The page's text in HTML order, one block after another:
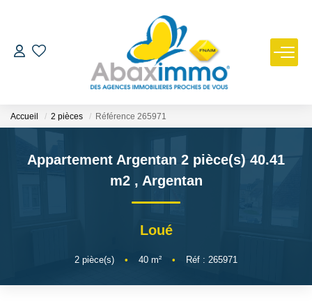
ESTIMER
ACHETER
LOUER
NOUS REJOINDRE
Accueil 2 pièces Référence 265971
Appartement Argentan 2 pièce(s) 40.41
m2 , Argentan
Loué
2 pièce(s) • 40 m² • Réf : 265971